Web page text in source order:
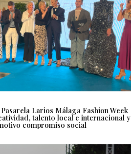
Larios Málaga Fashion Week
talento local e internacional y
compromiso social